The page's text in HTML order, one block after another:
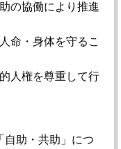
の協働により推進
命・身体を守るこ
人権を尊重して行
助・共助」につ